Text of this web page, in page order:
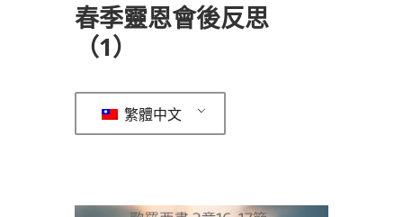
春季靈恩會後反思
（1）
繁體中文